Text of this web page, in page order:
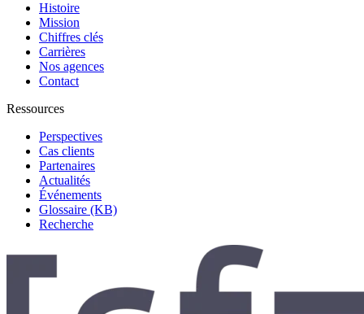
Histoire
Mission
Chiffres clés
Carrières
Nos agences
Contact
Ressources
Perspectives
Cas clients
Partenaires
Actualités
Événements
Glossaire (KB)
Recherche